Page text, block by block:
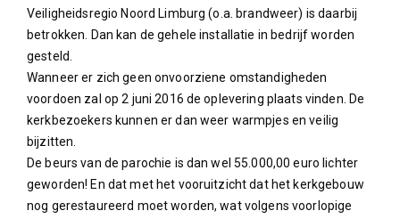
Veiligheidsregio Noord Limburg (o.a. brandweer) is daarbij
betrokken. Dan kan de gehele installatie in bedrijf worden
gesteld.
Wanneer er zich geen onvoorziene omstandigheden
voordoen zal op 2 juni 2016 de oplevering plaats vinden. De
kerkbezoekers kunnen er dan weer warmpjes en veilig
bijzitten.
De beurs van de parochie is dan wel 55.000,00 euro lichter
geworden! En dat met het vooruitzicht dat het kerkgebouw
nog gerestaureerd moet worden, wat volgens voorlopige